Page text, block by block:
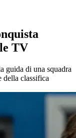
TV
guida di una squadra
della classifica